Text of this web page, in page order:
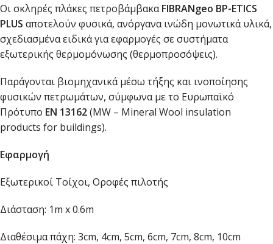
Οι σκληρές πλάκες πετροβάμβακαFIBRANgeo BP-ETICS
PLUS αποτελούν φυσικά, ανόργανα ινώδη μονωτικά υλικά,
σχεδιασμένα ειδικά για εφαρμογές σε συστήματα
εξωτερικής θερμομόνωσης (θερμοπροσόψεις).
Παράγονται βιομηχανικά μέσω τήξης και ινοποίησης
φυσικών πετρωμάτων, σύμφωνα με το Ευρωπαϊκό
Πρότυπο EN 13162(MW – Mineral Wool insulation
products for buildings).
Εφαρμογή
Εξωτερικοί Τοίχοι, Οροφές πιλοτής
Διάσταση: 1m x 0.6m
Διαθέσιμα πάχη: 3cm, 4cm, 5cm, 6cm, 7cm, 8cm, 10cm